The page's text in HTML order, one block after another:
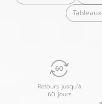
Retours jusqu’à
60 jours